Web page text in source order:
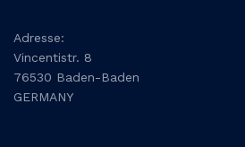
Adresse:
Vincentistr. 8
76530 Baden-Baden
GERMANY